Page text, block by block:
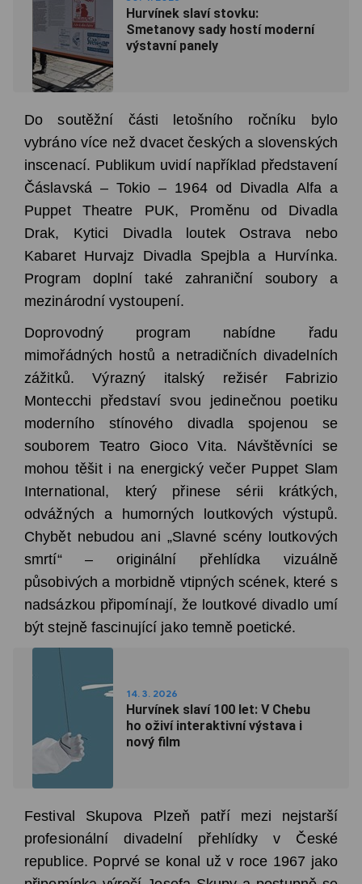
Hurvínek slaví stovku:
Smetanovy sady hostí moderní
výstavní panely
Do soutěžní části letošního ročníku bylo
vybráno více než dvacet českých a slovenských
inscenací. Publikum uvidí například představení
Čáslavská – Tokio – 1964 od Divadla Alfa a
Puppet Theatre PUK, Proměnu od Divadla
Drak, Kytici Divadla loutek Ostrava nebo
Kabaret Hurvajz Divadla Spejbla a Hurvínka.
Program doplní také zahraniční soubory a
mezinárodní vystoupení.
Doprovodný program nabídne řadu
mimořádných hostů a netradičních divadelních
zážitků. Výrazný italský režisér Fabrizio
Montecchi představí svou jedinečnou poetiku
moderního stínového divadla spojenou se
souborem Teatro Gioco Vita. Návštěvníci se
mohou těšit i na energický večer Puppet Slam
International, který přinese sérii krátkých,
odvážných a humorných loutkových výstupů.
Chybět nebudou ani „Slavné scény loutkových
smrtí“ – originální přehlídka vizuálně
působivých a morbidně vtipných scének, které s
nadsázkou připomínají, že loutkové divadlo umí
být stejně fascinující jako temně poetické.
14. 3. 2026
Hurvínek slaví 100 let: V Chebu
ho oživí interaktivní výstava i
nový film
Festival Skupova Plzeň patří mezi nejstarší
profesionální divadelní přehlídky v České
republice. Poprvé se konal už v roce 1967 jako